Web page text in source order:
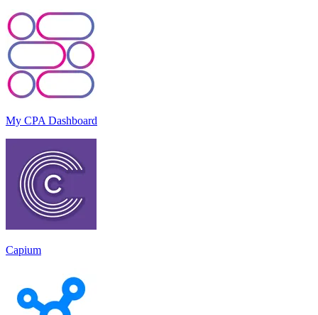
My CPA Dashboard
Capium